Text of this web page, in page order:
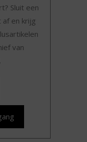
Sluit een
en krijg
van